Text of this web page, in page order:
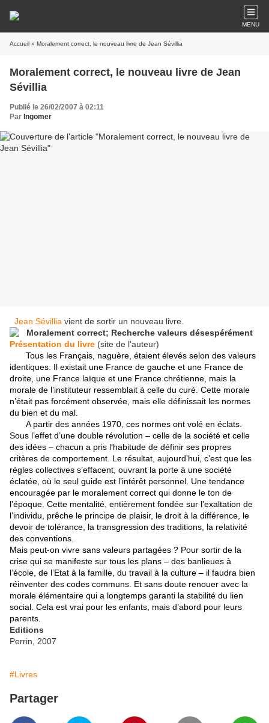
MENU
Accueil » Moralement correct, le nouveau livre de Jean Sévillia
Moralement correct, le nouveau livre de Jean
Sévillia
Publié le 26/02/2007 à 02:11
Par Ingomer
Jean Sévillia vient de sortir un nouveau livre.
Présentation du livre (site de l'auteur)
Tous les Français, naguère, étaient élevés selon des valeurs
identiques. Il existait une France de gauche et une France de
droite, une France laïque et une France chrétienne, mais la
morale de l’instituteur ressemblait à celle du curé. Cette morale
n’était pas forcément observée, mais elle définissait les normes
du bien et du mal.
A partir des années 1970, ces normes ont volé en éclats.
Sous l’effet d’une double révolution – celle de la société et celle
des idées – chacun a pris l’habitude de définir ses propres
critères de comportement. Le résultat, aujourd’hui, c’est que les
règles collectives s’effacent, ouvrant la porte à une société
éclatée, où le seul guide est l’intérêt personnel. Une tendance
encouragée par le moralement correct qui donne le ton de
l’époque. Cette mentalité, entièrement fondée sur l’exaltation de
l’individu, prêche le principe de plaisir, le droit à la différence, le
devoir de tolérance, la transgression des traditions, la relativité
des conventions.
Mais peut-on vivre sans valeurs partagées ? Pour sortir de la
crise qui se manifeste sur tous les plans – des banlieues à
l’école, de l’Etat à la famille, du travail à la culture – il faudra bien
réinventer des codes communs. Et sans doute renouer avec la
morale élémentaire qui a longtemps garanti la stabilité du lien
social. Cela est vrai pour les enfants, mais d’abord pour leurs
parents.
Editions
Perrin, 2007
#Livres
Partager